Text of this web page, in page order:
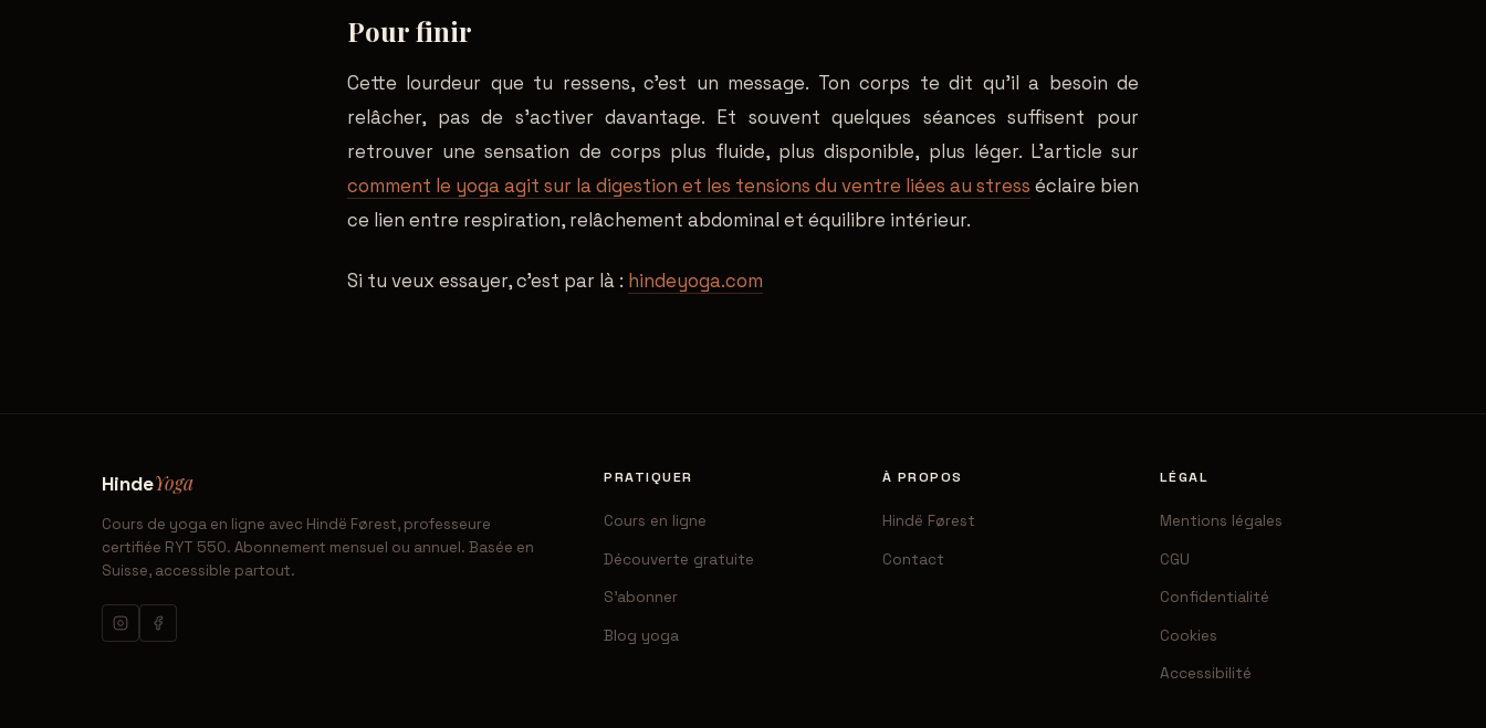
Pour finir
Cette lourdeur que tu ressens, c'est un message. Ton corps te dit qu'il a besoin de
relâcher, pas de s'activer davantage. Et souvent quelques séances suffisent pour
retrouver une sensation de corps plus fluide, plus disponible, plus léger. L'article sur
comment le yoga agit sur la digestion et les tensions du ventre liées au stress éclaire bien
ce lien entre respiration, relâchement abdominal et équilibre intérieur.
Si tu veux essayer, c'est par là : hindeyoga.com
HindeYoga
Cours de yoga en ligne avec Hindë Førest, professeure
certifiée RYT 550. Abonnement mensuel ou annuel. Basée en
Suisse, accessible partout.
PRATIQUER
Cours en ligne
Découverte gratuite
S'abonner
Blog yoga
À PROPOS
Hindë Førest
Contact
LÉGAL
Mentions légales
CGU
Confidentialité
Cookies
Accessibilité